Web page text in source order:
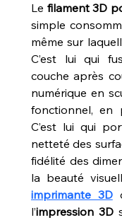
Le filament 3D
simple
même sur
C’est lui qui
couche après
numérique en
fonctionnel, en
C’est lui qui
netteté des
fidélité des
la beauté
imprimante 3D
l’impression 3D